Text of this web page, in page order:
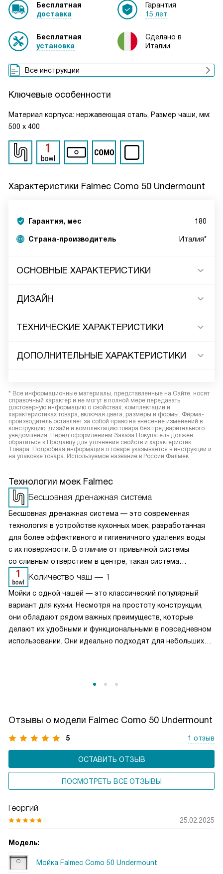
Бесплатная
доставка
Бесплатная
установка
Гарантия
15 лет
Сделано в
Италии
Все инструкции
Ключевые особенности
Материал корпуса: нержавеющая сталь, Размер чаши, мм:
500 х 400
Характеристики Falmec Como 50 Undermount
Гарантия, мес 180
Страна-производитель Италия*
ОСНОВНЫЕ ХАРАКТЕРИСТИКИ
ДИЗАЙН
ТЕХНИЧЕСКИЕ ХАРАКТЕРИСТИКИ
ДОПОЛНИТЕЛЬНЫЕ ХАРАКТЕРИСТИКИ
* Все информационные материалы, представленные на Сайте, носят
справочный характер и не могут в полной мере передавать
достоверную информацию о свойствах, комплектации и
характеристиках товара, включая цвета, размеры и формы. Фирма-
производитель оставляет за собой право на внесение изменений в
конструкцию, дизайн и комплектацию товара без предварительного
уведомления. Перед оформлением Заказа Покупатель должен
обратиться к Продавцу для уточнения свойств и характеристик
Товара. Подробная информация о товаре указывается в инструкции и
на упаковке товара. Используемое название в России Фалмек
Технологии моек Falmec
Бесшовная дренажная система
Бесшовная дренажная система — это современная
технология в устройстве кухонных моек, разработанная
для более эффективного и гигиеничного удаления воды
с их поверхности. В отличие от привычной системы
со сливным отверстием в центре, такая система
выполнена в виде плавного и практически невидимого
канала, который обычно расположен по краю раковины —
а в некоторых моделях даже по всему её периметру.
Количество чаш — 1
Мойки с одной чашей — это классический популярный
вариант для кухни. Несмотря на простоту конструкции,
они обладают рядом важных преимуществ, которые
делают их удобными и функциональными в повседневном
использовании. Они идеально подходят для небольших
Отзывы о модели Falmec Como 50 Undermount
5 1 отзыв
ОСТАВИТЬ ОТЗЫВ
ПОСМОТРЕТЬ ВСЕ ОТЗЫВЫ
Георгий
25.02.2025
Модель:
Мойка Falmec Como 50 Undermount